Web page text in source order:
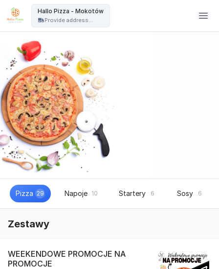
Hallo Pizza - Mokotów
Provide address...
Pizza 29 Napoje 10 Startery 6 Sosy 6
Zestawy
WEEKENDOWE PROMOCJE NA
PROMOCJE